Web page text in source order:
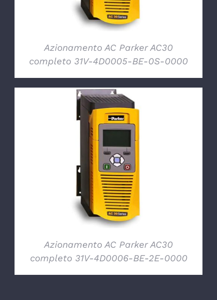
Azionamento AC Parker AC30
completo 31V-4D0005-BE-0S-0000
DETTAGLI
Azionamento AC Parker AC30
completo 31V-4D0006-BE-2E-0000